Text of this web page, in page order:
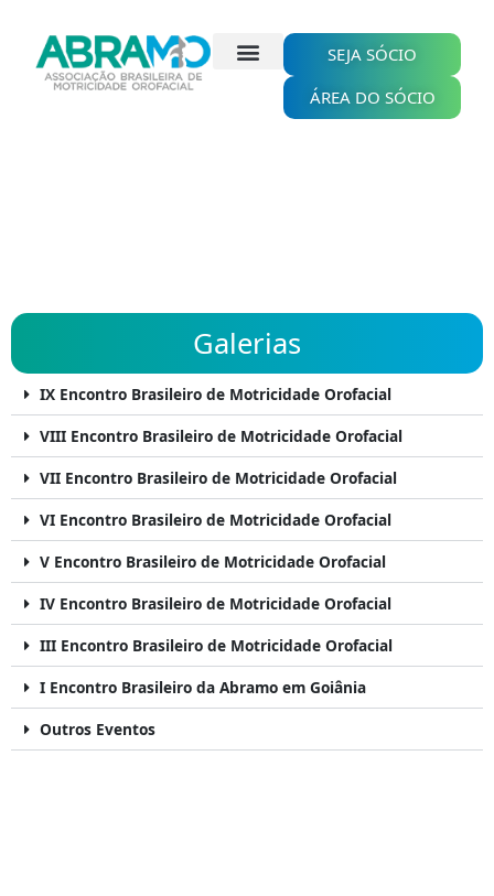
conteúdo
SEJA SÓCIO
ÁREA DO SÓCIO
Galerias
IX Encontro Brasileiro de Motricidade Orofacial
VIII Encontro Brasileiro de Motricidade Orofacial
VII Encontro Brasileiro de Motricidade Orofacial
VI Encontro Brasileiro de Motricidade Orofacial
V Encontro Brasileiro de Motricidade Orofacial
IV Encontro Brasileiro de Motricidade Orofacial
III Encontro Brasileiro de Motricidade Orofacial
I Encontro Brasileiro da Abramo em Goiânia
Outros Eventos